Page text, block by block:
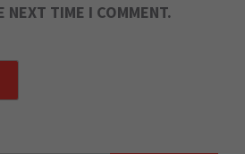
NEXT TIME I COMMENT.